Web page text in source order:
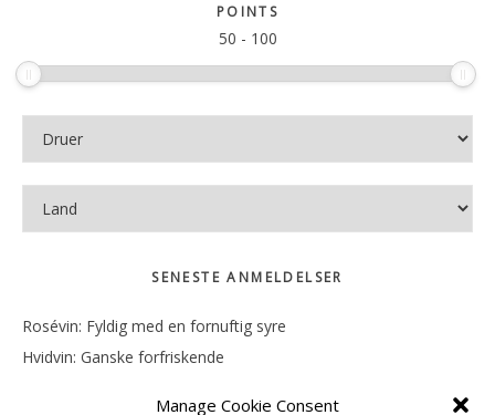
Manage Cookie Consent
POINTS
50 - 100
SENESTE ANMELDELSER
Rosévin: Fyldig med en fornuftig syre
Hvidvin: Ganske forfriskende